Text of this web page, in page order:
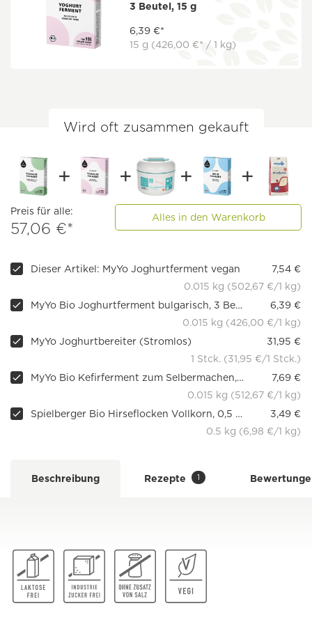
3 Beutel, 15 g
6,39 €*
15 g (426,00 €* / 1 kg)
Wird oft zusammen gekauft
Preis für alle:
57,06 €*
Alles in den Warenkorb
Dieser Artikel: MyYo Joghurtferment vegan
7,54 €
0.015 kg (502,67 €/1 kg)
MyYo Bio Joghurtferment bulgarisch, 3 Beutel, 15 g
6,39 €
0.015 kg (426,00 €/1 kg)
MyYo Joghurtbereiter (Stromlos)
31,95 €
1 Stck. (31,95 €/1 Stck.)
MyYo Bio Kefirferment zum Selbermachen, 3 Beutel
7,69 €
0.015 kg (512,67 €/1 kg)
Spielberger Bio Hirseflocken Vollkorn, 0,5 kg
3,49 €
0.5 kg (6,98 €/1 kg)
Beschreibung Rezepte 1